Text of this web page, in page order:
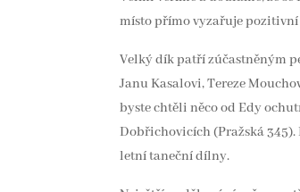
místo přímo vyzařuje
Velký dík patří zúčastněným
Janu Kasalovi, Tereze
byste chtěli něco od Edy
Dobřichovicích (Pražská
letní taneční dílny.